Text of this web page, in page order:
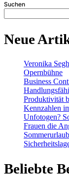
Suchen
Neue
Veronika
Opernbühne
Business
Produktivität
Kennzahlen
Unfotogen?
Frauen die
Beliebte